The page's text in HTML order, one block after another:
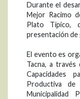
Durante el
Mejor Racimo
Plato Típico,
presentación de
El evento es
Tacna, a
Capacidades
Productiva
Municipalidad